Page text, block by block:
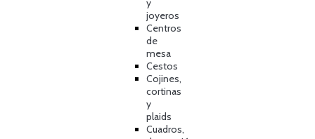
y
joyeros
Centros
de
mesa
Cestos
Cojines,
cortinas
y
plaids
Cuadros,